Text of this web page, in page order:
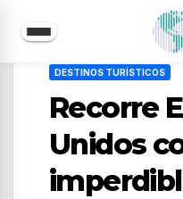
contenido
DESTINOS TURÍSTICOS
Recorre
Unidos